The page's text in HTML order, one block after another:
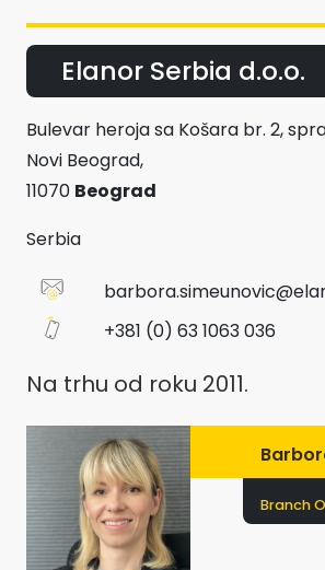
Elanor Serbia d.o.o.
Bulevar heroja sa Košara br. 2,
Novi Beograd,
11070 Beograd
Serbia
+381 (0) 63 1063 036
Na trhu od roku 2011.
Branch